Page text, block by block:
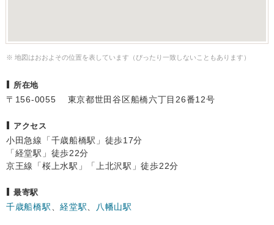
※ 地図はおおよその位置を表しています（ぴったり一致しないこともあります）
所在地
〒156-0055 東京都世田谷区船橋六丁目26番12号
アクセス
小田急線「千歳船橋駅」徒歩17分
「経堂駅」徒歩22分
京王線「桜上水駅」「上北沢駅」徒歩22分
最寄駅
千歳船橋駅、経堂駅、 八幡山駅